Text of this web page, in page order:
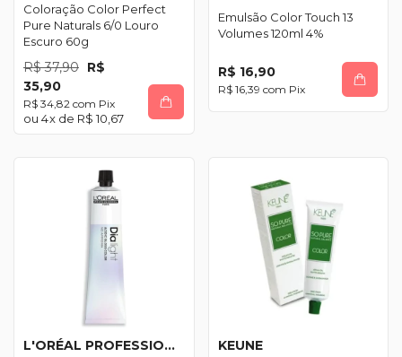
Coloração Color Perfect
Pure Naturals 6/0 Louro
Escuro 60g
R$ 37,90 R$
35,90
R$ 34,82 com Pix
4x de R$ 10,67
Emulsão Color Touch 13
Volumes 120ml 4%
R$ 16,90
R$ 16,39 com Pix
L'ORÉAL PROFESSIONNEL KEUNE